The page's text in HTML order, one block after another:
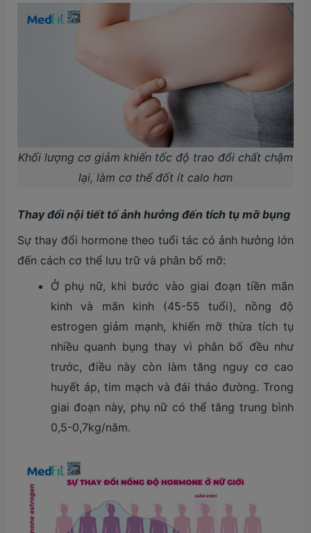
Khối lượng cơ giảm khiến tốc độ trao đổi chất chậm
lại, làm cơ thể đốt ít calo hơn
Thay đổi nội tiết tố ảnh hưởng đến tích tụ mỡ bụng
Sự thay đổi hormone theo tuổi tác có ảnh hưởng lớn
đến cách cơ thể lưu trữ và phân bố mỡ:
Ở phụ nữ, khi bước vào giai đoạn tiền mãn
kinh và mãn kinh (45-55 tuổi), nồng độ
estrogen giảm mạnh, khiến mỡ thừa tích tụ
nhiều quanh bụng thay vì phân bố đều như
trước, điều này còn làm tăng nguy cơ cao
huyết áp, tim mạch và đái tháo đường. Trong
giai đoạn này, phụ nữ có thể tăng trung bình
0,5-0,7kg/năm.